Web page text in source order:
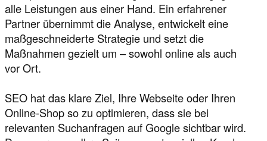
alle Leistungen aus einer Hand. Ein erfahrener
Partner übernimmt die Analyse, entwickelt eine
maßgeschneiderte Strategie und setzt die
Maßnahmen gezielt um – sowohl online als auch
vor Ort.
SEO hat das klare Ziel, Ihre Webseite oder Ihren
Online-Shop so zu optimieren, dass sie bei
relevanten Suchanfragen auf Google sichtbar wird.